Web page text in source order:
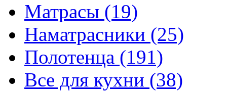
Матрасы (19)
Наматрасники (25)
Полотенца (191)
Все для кухни (38)